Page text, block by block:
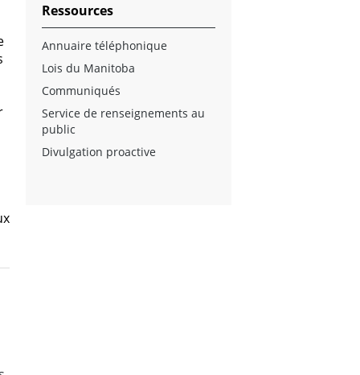
Ressources
Annuaire téléphonique
Lois du Manitoba
Communiqués
Service de renseignements au
public
Divulgation proactive